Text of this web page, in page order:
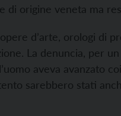
origine veneta ma
d’arte, orologi di
La denuncia, per
aveva avanzato
sarebbero stati